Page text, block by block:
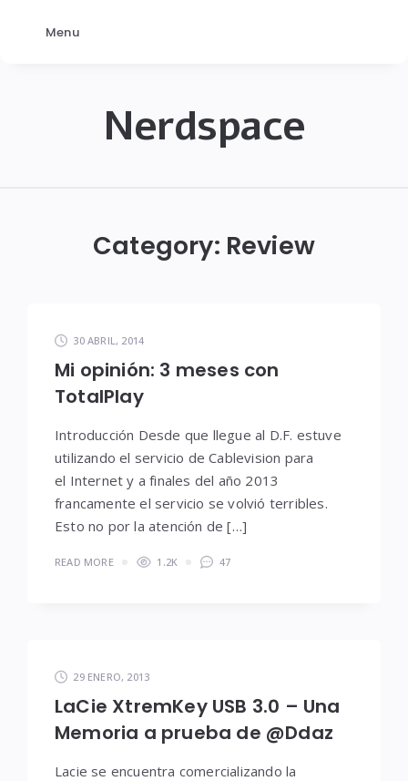
Nerdspace
Category: Review
30 ABRIL, 2014
Mi opinión: 3 meses con
TotalPlay
Introducción Desde que llegue al D.F. estuve
utilizando el servicio de Cablevision para
el Internet y a finales del año 2013
francamente el servicio se volvió terribles.
Esto no por la atención de […]
READ MORE 1.2K 47
29 ENERO, 2013
LaCie XtremKey USB 3.0 – Una
Memoria a prueba de @Ddaz
Lacie se encuentra comercializando la
Menu